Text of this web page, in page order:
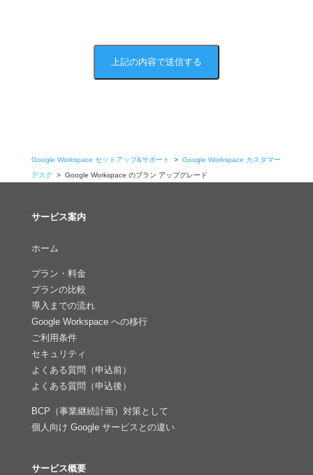
Google Workspace セットアップ&サポート > Google Workspace カスタマー
デスク
> Google Workspace のプラン アップグレード
サービス案内
ホーム
プラン・料金
プランの比較
導入までの流れ
Google Workspace への移行
ご利用条件
セキュリティ
よくある質問（申込前）
よくある質問（申込後）
BCP（事業継続計画）対策として
個人向け Google サービスとの違い
サービス概要